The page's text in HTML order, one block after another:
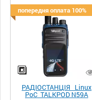
попередня оплата 100%
РАДІОСТАНЦІЯ Linux
PoC TALKPOD N59A